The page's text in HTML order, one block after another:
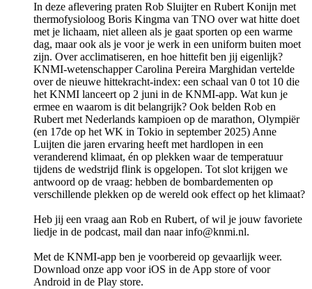
In deze aflevering praten Rob Sluijter en Rubert Konijn met
thermofysioloog Boris Kingma van TNO over wat hitte doet
met je lichaam, niet alleen als je gaat sporten op een warme
dag, maar ook als je voor je werk in een uniform buiten moet
zijn. Over acclimatiseren, en hoe hittefit ben jij eigenlijk?
KNMI-wetenschapper Carolina Pereira Marghidan vertelde
over de nieuwe hittekracht-index: een schaal van 0 tot 10 die
het KNMI lanceert op 2 juni in de KNMI-app. Wat kun je
ermee en waarom is dit belangrijk? Ook belden Rob en
Rubert met Nederlands kampioen op de marathon, Olympiër
(en 17de op het WK in Tokio in september 2025) Anne
Luijten die jaren ervaring heeft met hardlopen in een
veranderend klimaat, én op plekken waar de temperatuur
tijdens de wedstrijd flink is opgelopen. Tot slot krijgen we
antwoord op de vraag: hebben de bombardementen op
verschillende plekken op de wereld ook effect op het klimaat?
Heb jij een vraag aan Rob en Rubert, of wil je jouw favoriete
liedje in de podcast, mail dan naar info@knmi.nl.
Met de KNMI-app ben je voorbereid op gevaarlijk weer.
Download onze app voor iOS in de App store of voor
Android in de Play store.